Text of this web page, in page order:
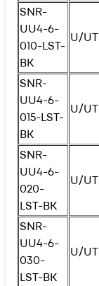
SNR-
UU4-6-
010-LST-
BK
U/
SNR-
UU4-6-
015-LST-
BK
U/
SNR-
UU4-6-
020-
LST-BK
U/
SNR-
UU4-6-
030-
LST-BK
U/